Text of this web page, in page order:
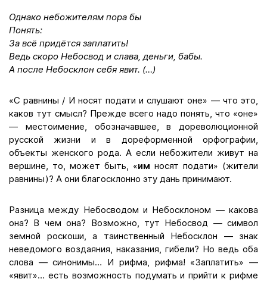
Однако небожителям пора бы
Понять:
За всё придётся заплатить!
Ведь скоро Небосвод и слава, деньги, бабы.
А после Небосклон себя явит. (…)
«С равнины / И носят подати и слушают оне» — что это,
каков тут смысл? Прежде всего надо понять, что «оне»
— местоимение, обозначавшее, в дореволюционной
русской жизни и в дореформенной орфографии,
объекты женского рода. А если небожители живут на
вершине, то, может быть, «им носят подати» (жители
равнины)? А они благосклонно эту дань принимают.
Разница между Небосводом и Небосклоном — какова
она? В чем она? Возможно, тут Небосвод — символ
земной роскоши, а таинственный Небосклон — знак
неведомого воздаяния, наказания, гибели? Но ведь оба
слова — синонимы… И рифма, рифма! «Заплатить» —
«явит»… есть возможность подумать и прийти к рифме